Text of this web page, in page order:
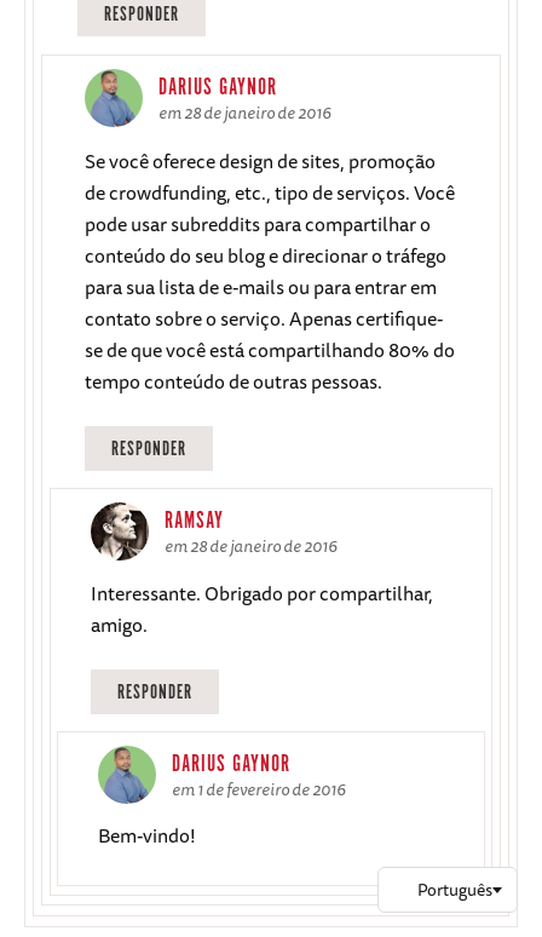
RESPONDER
DARIUS GAYNOR
em 28 de janeiro de 2016
Se você oferece design de sites, promoção
de crowdfunding, etc., tipo de serviços. Você
pode usar subreddits para compartilhar o
conteúdo do seu blog e direcionar o tráfego
para sua lista de e-mails ou para entrar em
contato sobre o serviço. Apenas certifique-
se de que você está compartilhando 80% do
tempo conteúdo de outras pessoas.
RESPONDER
RAMSAY
em 28 de janeiro de 2016
Interessante. Obrigado por compartilhar,
amigo.
RESPONDER
DARIUS GAYNOR
em 1 de fevereiro de 2016
Bem-vindo!